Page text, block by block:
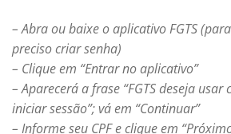
– Abra ou baixe o aplicativo FGTS
preciso criar senha)
– Clique em “Entrar no aplicativo”
– Aparecerá a frase “FGTS deseja
iniciar sessão”; vá em “Continuar”
– Informe seu CPF e clique em